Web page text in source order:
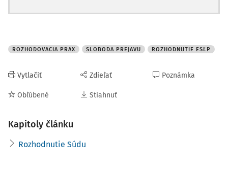
ROZHODOVACIA PRAX SLOBODA PREJAVU ROZHODNUTIE ESĽP
Vytlačiť
Obľúbené
Zdieľať
Stiahnuť
Poznámka
Kapitoly článku
Rozhodnutie Súdu